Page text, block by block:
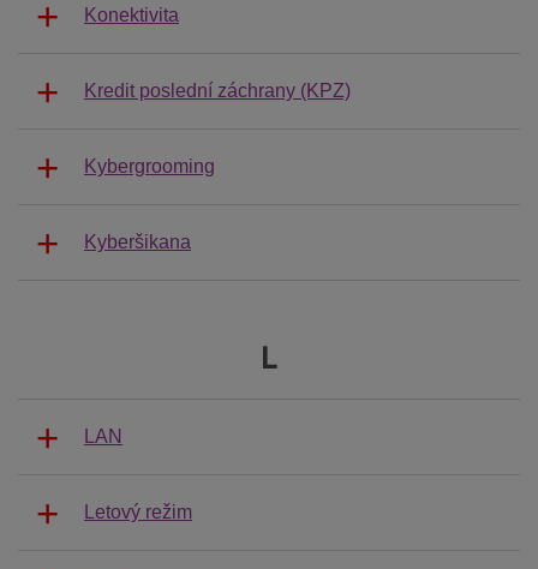
Konektivita
Kredit poslední záchrany (KPZ)
Kybergrooming
Kyberšikana
L
LAN
Letový režim